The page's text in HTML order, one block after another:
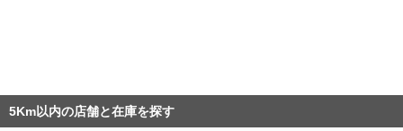
5Km以内の店舗と在庫を探す